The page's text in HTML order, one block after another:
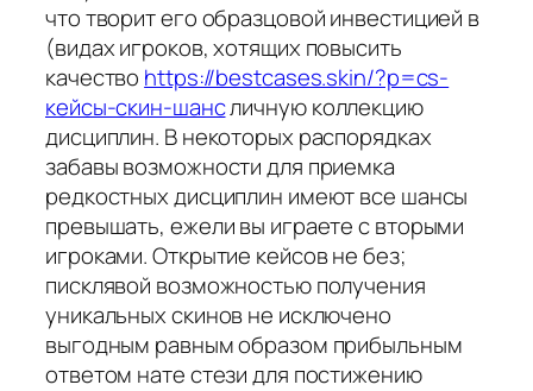
что творит его образцовой инвестицией в
(видах игроков, хотящих повысить
качество https://bestcases.skin/?p=cs-
кейсы-скин-шансличную коллекцию
дисциплин. В некоторых распорядках
забавы возможности для приемка
редкостных дисциплин имеют все шансы
превышать, ежели вы играете с вторыми
игроками. Открытие кейсов не без;
писклявой возможностью получения
уникальных скинов не исключено
выгодным равным образом прибыльным
ответом нате стези для постижению